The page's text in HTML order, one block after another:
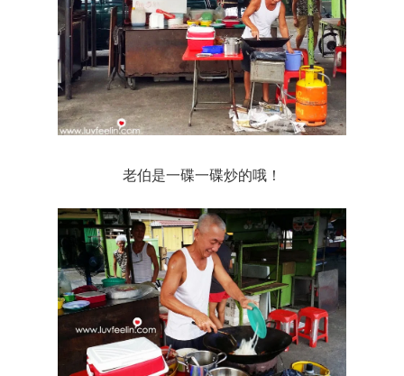
老伯是一碟一碟炒的哦！